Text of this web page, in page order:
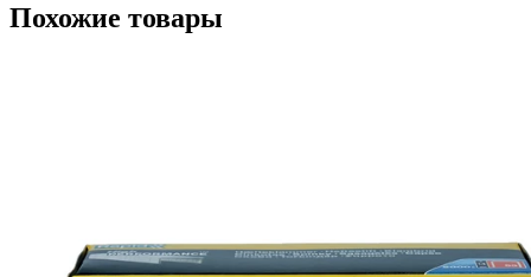
Похожие товары